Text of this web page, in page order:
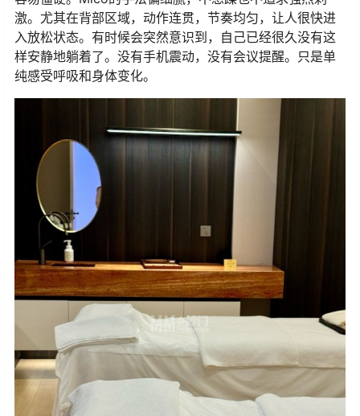
激。尤其在背部区域，动作连贯，节奏均匀，让人很快进
入放松状态。有时候会突然意识到，自己已经很久没有这
样安静地躺着了。没有手机震动，没有会议提醒。只是单
纯感受呼吸和身体变化。